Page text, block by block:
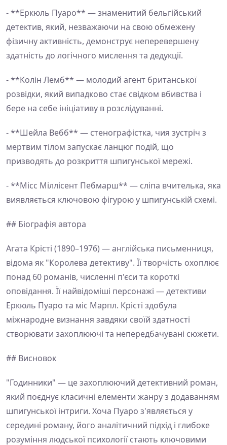
- **Еркюль Пуаро** — знаменитий бельгійський
детектив, який, незважаючи на свою обмежену
фізичну активність, демонструє неперевершену
здатність до логічного мислення та дедукції.
- **Колін Лемб** — молодий агент британської
розвідки, який випадково стає свідком вбивства і
бере на себе ініціативу в розслідуванні.
- **Шейла Вебб** — стенографістка, чия зустріч з
мертвим тілом запускає ланцюг подій, що
призводять до розкриття шпигунської мережі.
- **Місс Міллісент Пебмарш** — сліпа вчителька, яка
виявляється ключовою фігурою у шпигунській схемі.
## Біографія автора
Агата Крісті (1890–1976) — англійська письменниця,
відома як "Королева детективу". Її творчість охоплює
понад 60 романів, численні п'єси та короткі
оповідання. Її найвідоміші персонажі — детективи
Еркюль Пуаро та міс Марпл. Крісті здобула
міжнародне визнання завдяки своїй здатності
створювати захоплюючі та непередбачувані сюжети.
## Висновок
"Годинники" — це захоплюючий детективний роман,
який поєднує класичні елементи жанру з додаванням
шпигунської інтриги. Хоча Пуаро з'являється у
середині роману, його аналітичний підхід і глибоке
розуміння людської психології стають ключовими